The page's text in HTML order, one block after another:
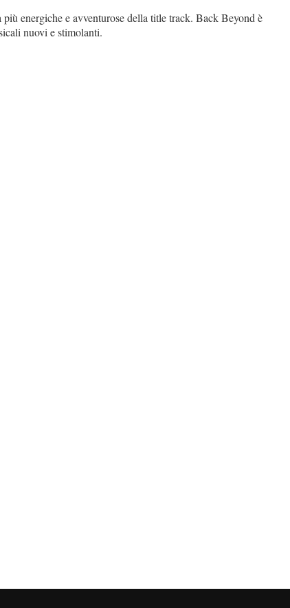
energiche e avventurose della title track. Back Beyond è
nuovi e stimolanti.